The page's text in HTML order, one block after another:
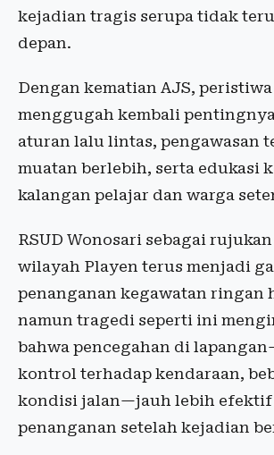
kejadian tragis serupa tidak
depan.
Dengan kematian AJS,
menggugah kembali
aturan lalu lintas, pengawasan
muatan berlebih, serta edukasi
kalangan pelajar dan warga
RSUD Wonosari sebagai
wilayah Playen terus menjadi
penanganan kegawatan ringan
namun tragedi seperti ini
bahwa pencegahan di
kontrol terhadap kendaraan,
kondisi jalan—jauh lebih efektif
penanganan setelah kejadian